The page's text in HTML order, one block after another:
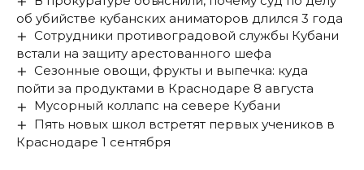
об убийстве кубанских аниматоров длился 3 года
Сотрудники противоградовой службы Кубани
встали на защиту арестованного шефа
Сезонные овощи, фрукты и выпечка: куда
пойти за продуктами в Краснодаре 8 августа
Мусорный коллапс на севере Кубани
Пять новых школ встретят первых учеников в
Краснодаре 1 сентября